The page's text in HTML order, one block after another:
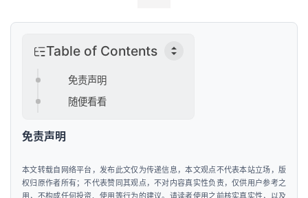
能
行
业
Table of Contents
免责声明
随便看看
免责声明
本文转载自网络平台，发布此文仅为传递信息，本文观点不代表本站立场，版
权归原作者所有；不代表赞同其观点，不对内容真实性负责，仅供用户参考之